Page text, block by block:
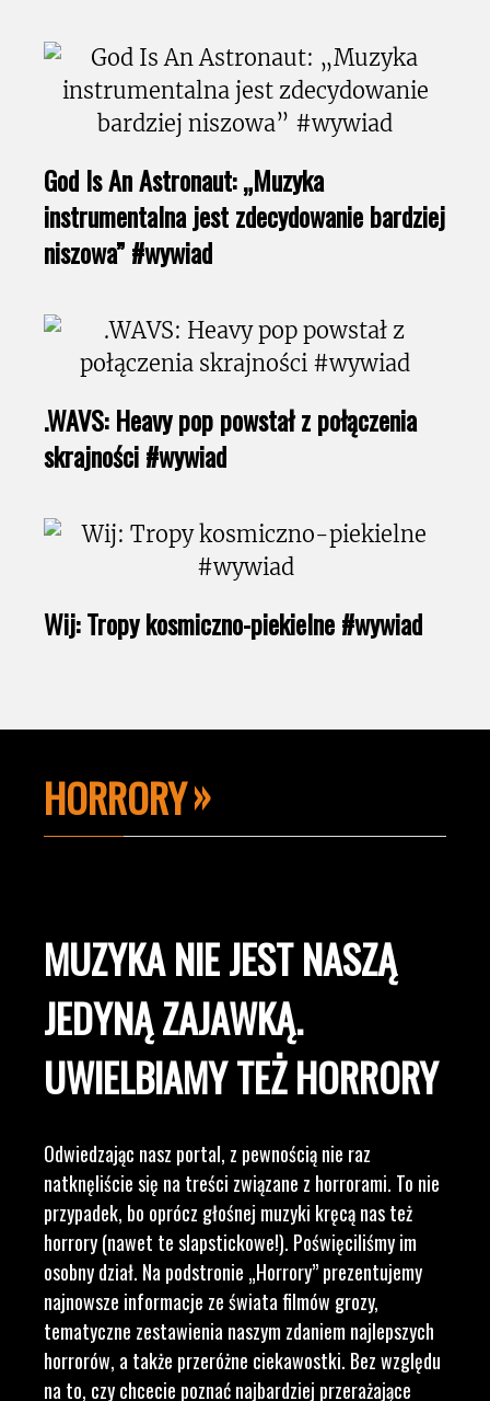
God Is An Astronaut: „Muzyka
instrumentalna jest zdecydowanie bardziej
niszowa” #wywiad
.WAVS: Heavy pop powstał z połączenia
skrajności #wywiad
Wij: Tropy kosmiczno-piekielne #wywiad
HORRORY
MUZYKA NIE JEST NASZĄ
JEDYNĄ ZAJAWKĄ.
UWIELBIAMY TEŻ HORRORY
Odwiedzając nasz portal, z pewnością nie raz
natknęliście się na treści związane z horrorami. To nie
przypadek, bo oprócz głośnej muzyki kręcą nas też
horrory (nawet te slapstickowe!). Poświęciliśmy im
osobny dział. Na podstronie „Horrory” prezentujemy
najnowsze informacje ze świata filmów grozy,
tematyczne zestawienia naszym zdaniem najlepszych
horrorów, a także przeróżne ciekawostki. Bez względu
na to, czy chcecie poznać najbardziej przerażające